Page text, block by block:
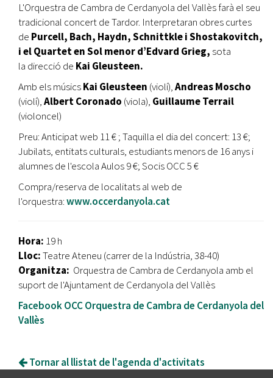
L'Orquestra de Cambra de Cerdanyola del Vallès farà el seu
tradicional concert de Tardor. Interpretaran obres curtes
de Purcell, Bach, Haydn, Schnittkle i Shostakovitch,
i el Quartet en Sol menor d’Edvard Grieg,sota
la direcció de Kai Gleusteen.
Amb els músicsKai Gleusteen (violí),Andreas Moscho
(violí),Albert Coronado (viola), Guillaume Terrail
(violoncel)
Preu: Anticipat web 11 € ; Taquilla el dia del concert: 13 €;
Jubilats, entitats culturals, estudiants menors de 16 anys i
alumnes de l'escola Aulos 9 €; Socis OCC 5 €
Compra/reserva de localitats al web de
l'orquestra:www.occerdanyola.cat
Hora: 19 h
Lloc:Teatre Ateneu (carrer de la Indústria, 38-40)
Organitza: Orquestra de Cambra de Cerdanyola amb el
suport de l'Ajuntament de Cerdanyola del Vallès
Facebook OCC Orquestra de Cambra de Cerdanyola del
Vallès
Tornar al llistat de l'agenda d'activitats